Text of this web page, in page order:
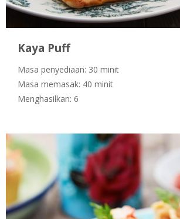
Kaya Puff
Masa penyediaan: 30 minit
Masa memasak: 40 minit
Menghasilkan: 6